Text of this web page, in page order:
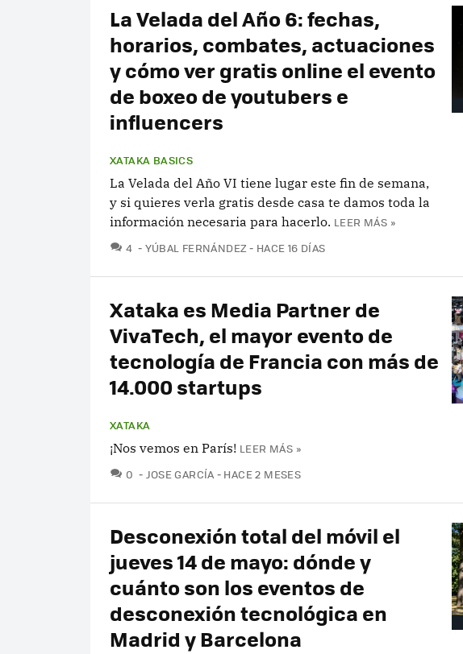
La Velada del Año 6: fechas,
horarios, combates, actuaciones
y cómo ver gratis online el evento
de boxeo de youtubers e
influencers
XATAKA BASICS
La Velada del Año VI tiene lugar este fin de semana,
y si quieres verla gratis desde casa te damos toda la
información necesaria para hacerlo. LEER MÁS »
4 COMENTARIOS
YÚBAL FERNÁNDEZ HACE 16 DÍAS
Xataka es Media Partner de
VivaTech, el mayor evento de
tecnología de Francia con más de
14.000 startups
XATAKA
¡Nos vemos en París! LEER MÁS »
0 COMENTARIOS
JOSE GARCÍA HACE 2 MESES
Desconexión total del móvil el
jueves 14 de mayo: dónde y
cuánto son los eventos de
desconexión tecnológica en
Madrid y Barcelona